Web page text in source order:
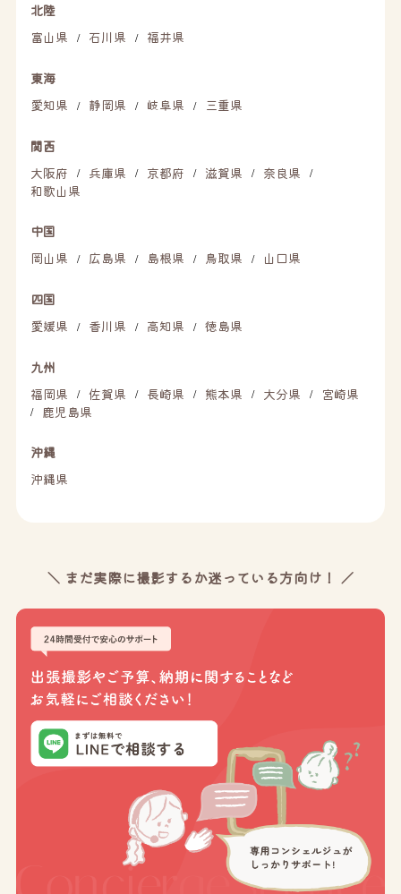
北陸
富山県
/ 石川県 / 福井県
東海
愛知県
/ 静岡県 / 岐阜県 / 三重県
関西
大阪府
/ 兵庫県 / 京都府 / 滋賀県 / 奈良県 /
和歌山県
中国
岡山県
/ 広島県 / 島根県 / 鳥取県 / 山口県
四国
愛媛県
/ 香川県 / 高知県 / 徳島県
九州
福岡県
/ 佐賀県 / 長崎県 / 熊本県 / 大分県 / 宮崎県
/ 鹿児島県
沖縄
沖縄県
＼ まだ実際に撮影するか迷っている方向け！ ／